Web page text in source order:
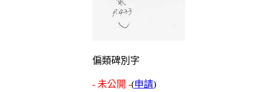
偏類碑別字
- 未公開 -(申請)